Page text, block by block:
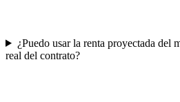
¿Puedo usar la renta proyectada del
real del contrato?